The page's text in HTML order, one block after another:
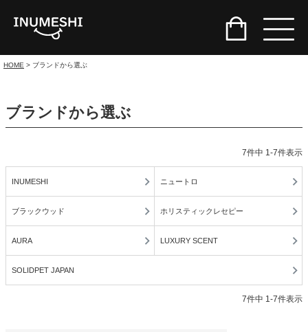
HOME ブランドから選ぶ
ブランドから選ぶ
7件中 1-7件表示
INUMESHI ニュートロ
ブラックウッド ホリスティックレセピー
AURA LUXURY SCENT
SOLIDPET JAPAN
7件中 1-7件表示